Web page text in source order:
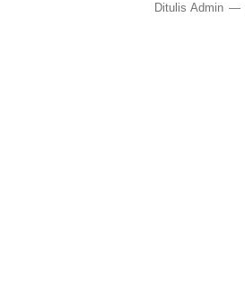
Ditulis Admin